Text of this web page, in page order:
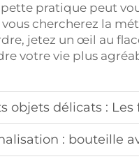
pratique peut
chercherez la
jetez un œil au
votre vie plus
délicats : Les flacons avec
: bouteille avec